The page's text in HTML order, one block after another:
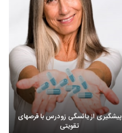
پیشگیری از یائسگی زودرس با قرصهای
تقویتی